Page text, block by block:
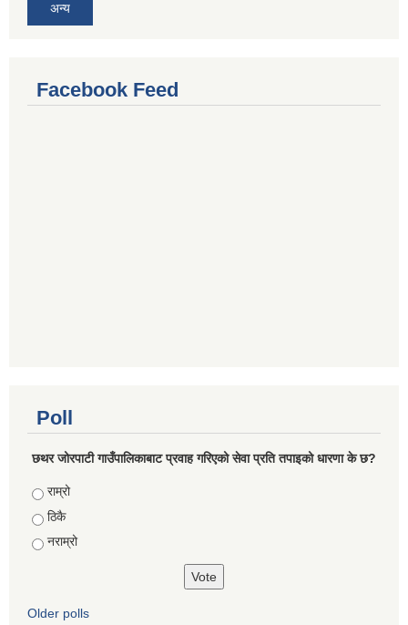
अन्य
Facebook Feed
Poll
छथर जोरपाटी गाउँपालिकाबाट प्रवाह गरिएको सेवा प्रति तपाइको धारणा के छ?
Choices
राम्रो
ठिकै
नराम्रो
Older polls